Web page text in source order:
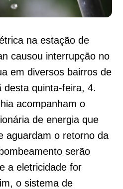
na estação de
causou interrupção no
em diversos bairros de
desta quinta-feira, 4.
acompanham o
de energia que
aguardam o retorno da
serão
a eletricidade for
o sistema de